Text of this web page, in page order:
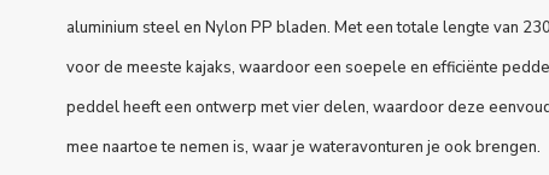
aluminium steel en Nylon PP bladen. Met een totale lengte van
voor de meeste kajaks, waardoor een soepele en efficiënte
peddel heeft een ontwerp met vier delen, waardoor deze
mee naartoe te nemen is, waar je wateravonturen je ook brengen.